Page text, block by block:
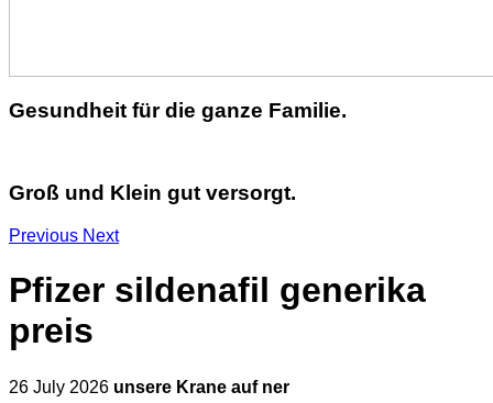
Gesundheit für die ganze Familie.
Groß und Klein gut versorgt.
Previous Next
Pfizer sildenafil generika
preis
26 July 2026 unsere Krane auf ner